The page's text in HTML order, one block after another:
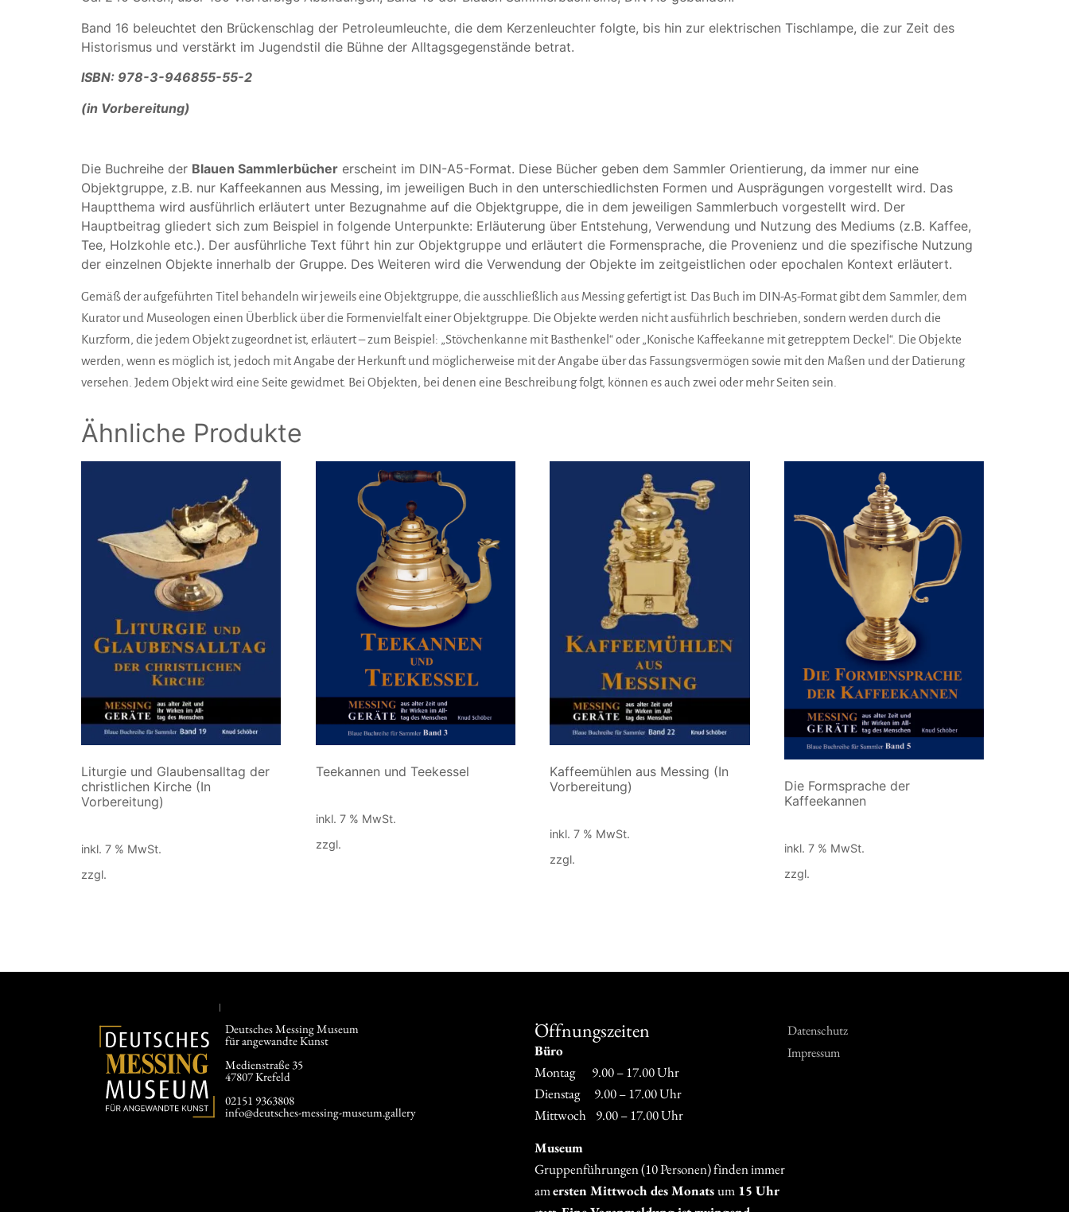
Band 16 beleuchtet den Brückenschlag der Petroleumleuchte, die dem Kerzenleuchter folgte, bis hin zur elektrischen Tischlampe, die zur Zeit des
Historismus und verstärkt im Jugendstil die Bühne der Alltagsgegenstände betrat.
ISBN: 978-3-946855-55-2
(in Vorbereitung)
Die Buchreihe der Blauen Sammlerbücher erscheint im DIN-A5-Format. Diese Bücher geben dem Sammler Orientierung, da immer nur eine
Objektgruppe, z.B. nur Kaffeekannen aus Messing, im jeweiligen Buch in den unterschiedlichsten Formen und Ausprägungen vorgestellt wird. Das
Hauptthema wird ausführlich erläutert unter Bezugnahme auf die Objektgruppe, die in dem jeweiligen Sammlerbuch vorgestellt wird. Der
Hauptbeitrag gliedert sich zum Beispiel in folgende Unterpunkte: Erläuterung über Entstehung, Verwendung und Nutzung des Mediums (z.B. Kaffee,
Tee, Holzkohle etc.). Der ausführliche Text führt hin zur Objektgruppe und erläutert die Formensprache, die Provenienz und die spezifische Nutzung
der einzelnen Objekte innerhalb der Gruppe. Des Weiteren wird die Verwendung der Objekte im zeitgeistlichen oder epochalen Kontext erläutert.
Gemäß der aufgeführten Titel behandeln wir jeweils eine Objektgruppe, die ausschließlich aus Messing gefertigt ist. Das Buch im DIN-A5-Format gibt dem Sammler, dem
Kurator und Museologen einen Überblick über die Formenvielfalt einer Objektgruppe. Die Objekte werden nicht ausführlich beschrieben, sondern werden durch die
Kurzform, die jedem Objekt zugeordnet ist, erläutert – zum Beispiel: „Stövchenkanne mit Basthenkel“ oder „Konische Kaffeekanne mit getrepptem Deckel“. Die Objekte
werden, wenn es möglich ist, jedoch mit Angabe der Herkunft und möglicherweise mit der Angabe über das Fassungsvermögen sowie mit den Maßen und der Datierung
versehen. Jedem Objekt wird eine Seite gewidmet. Bei Objekten, bei denen eine Beschreibung folgt, können es auch zwei oder mehr Seiten sein.
Ähnliche Produkte
Liturgie und Glaubensalltag der
christlichen Kirche (In
Vorbereitung)
inkl. 7 % MwSt.
zzgl.
Teekannen und Teekessel
inkl. 7 % MwSt.
zzgl.
Kaffeemühlen aus Messing (In
Vorbereitung)
inkl. 7 % MwSt.
zzgl.
Die Formsprache der
Kaffeekannen
inkl. 7 % MwSt.
zzgl.
Deutsches Messing Museum
für angewandte Kunst
Medienstraße 35
47807 Krefeld
02151 9363808
info@deutsches-messing-museum.gallery
Öffnungszeiten
Büro
Montag 9.00 – 17.00 Uhr
Dienstag 9.00 – 17.00 Uhr
Mittwoch 9.00 – 17.00 Uhr
Museum
Gruppenführungen (10 Personen) finden immer
amersten Mittwoch des Monatsum 15 Uhr
Datenschutz
Impressum